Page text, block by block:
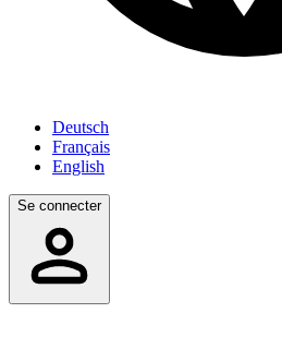
Deutsch
Français
English
Se connecter